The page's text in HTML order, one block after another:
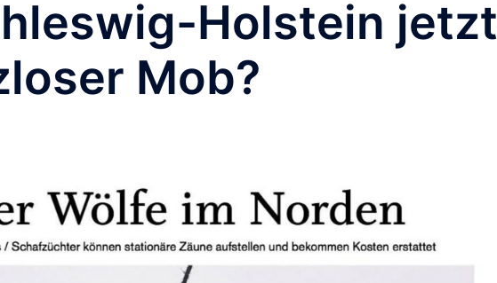
Holstein jetzt
Mob?